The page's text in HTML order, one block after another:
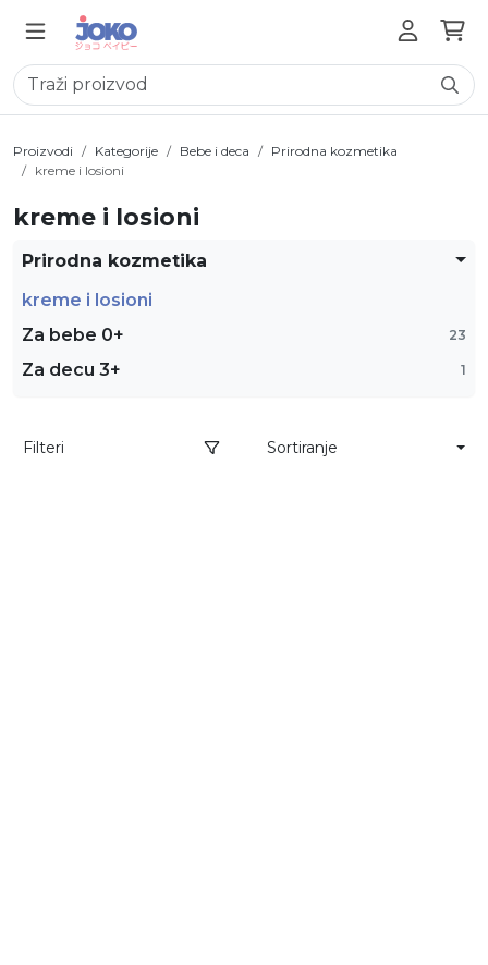
Proizvodi Kategorije Bebe i deca
Prirodna kozmetika
kreme i losioni
kreme i losioni
Prirodna kozmetika
kreme i losioni
Za bebe 0+
23
Za decu 3+ 1
Filteri Sortiranje